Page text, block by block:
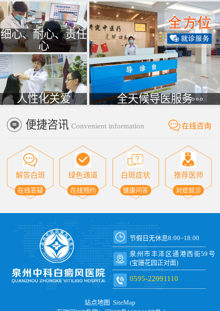
细心、耐心、责任
心
人性化关爱 全天候导医服务
便捷咨讯 Convenient information 在线咨询
解答白斑
在线答疑
绿色通道
在线预约
白斑症状
健康问答
推荐医师
对症就诊
节假日无休息8:00~18:00
泉州市丰泽区通港西街59号
(宝珊花园正对面)
0595-22091110
站点地图 SiteMap